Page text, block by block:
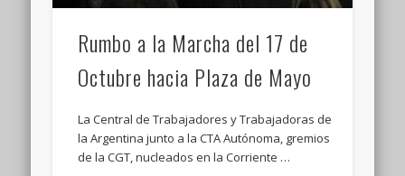
Rumbo a la Marcha del 17 de
Octubre hacia Plaza de Mayo
La Central de Trabajadores y Trabajadoras de
la Argentina junto a la CTA Autónoma, gremios
de la CGT, nucleados en la Corriente …